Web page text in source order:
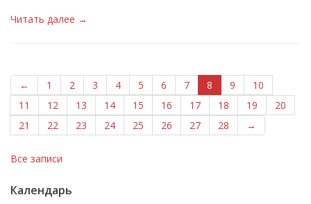
Читать далее →
← 1 2 3 4 5 6 7 8 9
10
11
12 13 14 15 16 17 18 19
20
21
22 23 24 25 26 27 28 →
Все записи
Календарь